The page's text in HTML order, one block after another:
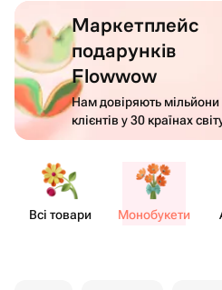
Маркетплейс
подарунків
Flowwow
Нам довіряють мільйони
клієнтів у 30 країнах
Всі товари Моно​букети